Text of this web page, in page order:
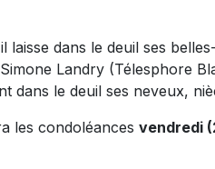
laisse dans le deuil ses
Landry (Télesphore
dans le deuil ses neveux,
les condoléances vendredi